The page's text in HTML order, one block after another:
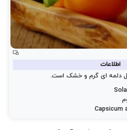
اطلاعات
دلمه ای گرم و خشک است.
Capsicum